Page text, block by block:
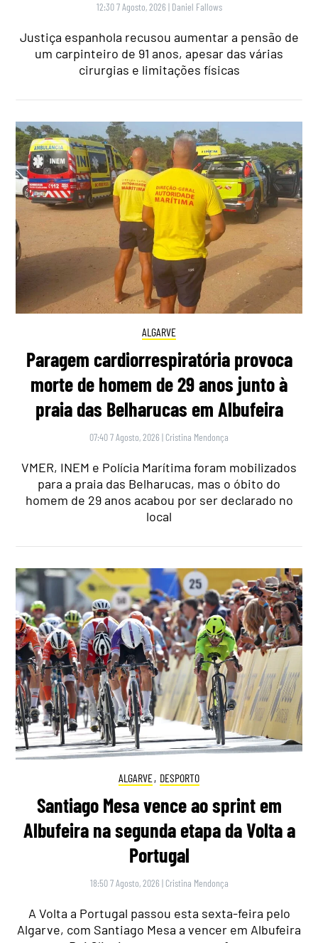
12:30 7 Agosto, 2026 | Daniel Fallows
Justiça espanhola recusou aumentar a pensão de
um carpinteiro de 91 anos, apesar das várias
cirurgias e limitações físicas
ALGARVE
Paragem cardiorrespiratória provoca
morte de homem de 29 anos junto à
praia das Belharucas em Albufeira
07:40 7 Agosto, 2026 | Cristina Mendonça
VMER, INEM e Polícia Marítima foram mobilizados
para a praia das Belharucas, mas o óbito do
homem de 29 anos acabou por ser declarado no
local
ALGARVE, DESPORTO
Santiago Mesa vence ao sprint em
Albufeira na segunda etapa da Volta a
Portugal
18:50 7 Agosto, 2026 | Cristina Mendonça
A Volta a Portugal passou esta sexta-feira pelo
Algarve, com Santiago Mesa a vencer em Albufeira